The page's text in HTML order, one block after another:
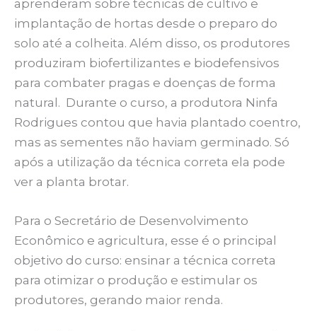
aprenderam sobre técnicas de cultivo e
implantação de hortas desde o preparo do
solo até a colheita. Além disso, os produtores
produziram biofertilizantes e biodefensivos
para combater pragas e doenças de forma
natural. Durante o curso, a produtora Ninfa
Rodrigues contou que havia plantado coentro,
mas as sementes não haviam germinado. Só
após a utilização da técnica correta ela pode
ver a planta brotar.
Para o Secretário de Desenvolvimento
Econômico e agricultura, esse é o principal
objetivo do curso: ensinar a técnica correta
para otimizar o produção e estimular os
produtores, gerando maior renda.